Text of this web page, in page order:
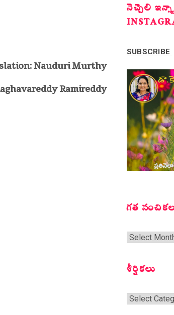
Nauduri Murthy
Ramireddy
నెచ్చెలి
SUBSCRIBE
గత
గత
శీర్షికలు
శీర్షికలు